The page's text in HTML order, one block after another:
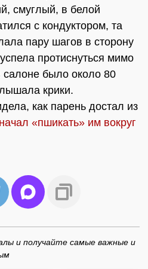
смуглый, в белой
с кондуктором, та
пару шагов в сторону
протиснуться мимо
было около 80
крики.
как парень достал из
начал «пшикать» им вокруг
и получайте самые важные и